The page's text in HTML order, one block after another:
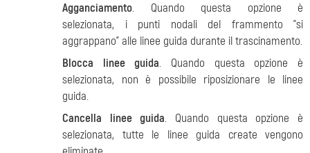
Agganciamento. Quando questa opzione è
selezionata, i punti nodali del frammento "si
aggrappano" alle linee guida durante il trascinamento.
Blocca linee guida. Quando questa opzione è
selezionata, non è possibile riposizionare le linee
guida.
Cancella linee guida. Quando questa opzione è
selezionata, tutte le linee guida create vengono